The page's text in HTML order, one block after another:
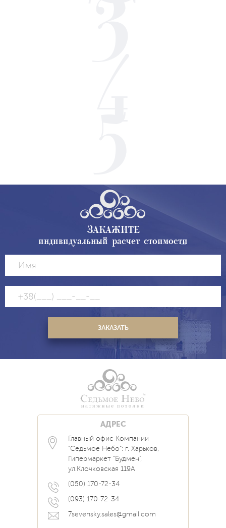
ЗАКАЖИТЕ
индивидуальный расчет стоимости
АДРЕС
Главный офис Компании
"Седьмое Небо": г. Харьков,
Гипермаркет "Будмен",
ул.Клочковская 119А
(050) 170-72-34
(093) 170-72-34
7sevensky.sales@gmail.com
Каталог
Услуги
Блог
Новости
Акции
Контакты